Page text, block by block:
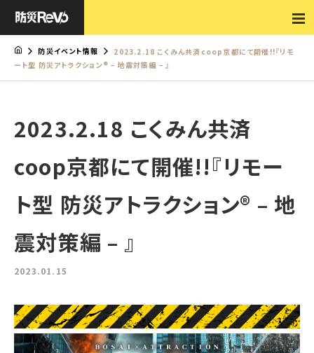
防災イベント情報
2023.2.18 こくみん共済coop京都にて開催!!『リモ
ート型 防災アトラクション® – 地震対策編 – 』
2023.2.18 こくみん共済
coop京都にて開催!!『リモー
ト型 防災アトラクション® – 地
震対策編 – 』
2023.01.15